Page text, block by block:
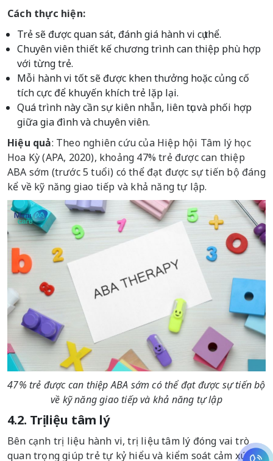
Cách thực hiện:
Trẻ sẽ được quan sát, đánh giá hành vi cụ thể.
Chuyên viên thiết kế chương trình can thiệp phù hợp
với từng trẻ.
Mỗi hành vi tốt sẽ được khen thưởng hoặc củng cố
tích cực để khuyến khích trẻ lặp lại.
Quá trình này cần sự kiên nhẫn, liên tục và phối hợp
giữa gia đình và chuyên viên.
Hiệu quả: Theo nghiên cứu của Hiệp hội Tâm lý học
Hoa Kỳ (APA, 2020), khoảng 47% trẻ được can thiệp
ABA sớm (trước 5 tuổi) có thể đạt được sự tiến bộ đáng
kể về kỹ năng giao tiếp và khả năng tự lập.
47% trẻ được can thiệp ABA sớm có thể đạt được sự tiến bộ
về kỹ năng giao tiếp và khả năng tự lập
4.2. Trị liệu tâm lý
Bên cạnh trị liệu hành vi, trị liệu tâm lý đóng vai trò
quan trọng giúp trẻ tự kỷ hiểu và kiểm soát cảm xúc,